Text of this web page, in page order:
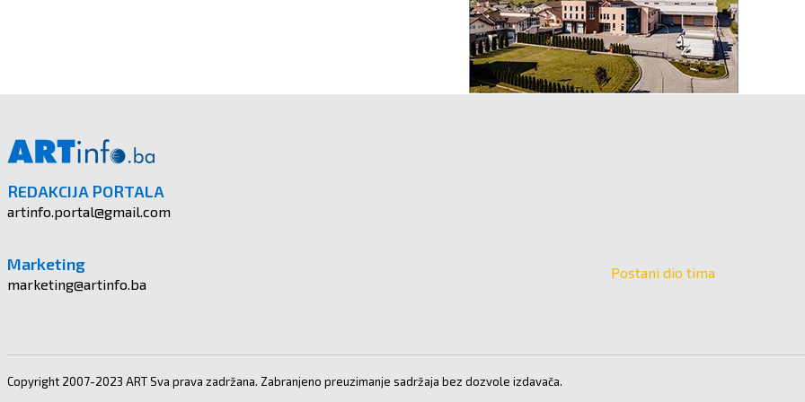
REDAKCIJA PORTALA
artinfo.portal@gmail.com
Marketing
marketing@artinfo.ba
Postani dio tima
Copyright 2007-2023 ART Sva prava zadržana. Zabranjeno preuzimanje sadržaja bez dozvole izdavača.